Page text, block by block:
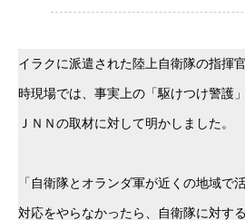
イラクに派遣された陸上自衛隊の指揮
時現場では、事実上の「駆けつけ警護
ＪＮＮの取材に対して明かしました。
「自衛隊とオランダ軍が近くの地域で
対応をやらなかったら、自衛隊に対す